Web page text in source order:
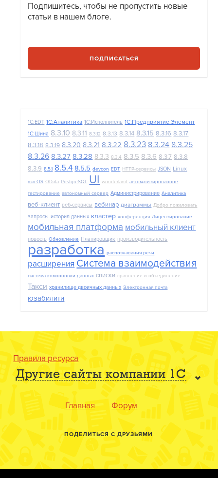
Подпишитесь, чтобы не пропустить новые
статьи в нашем блоге.
ПОДПИСАТЬСЯ
1C:EDT 1С:Аналитика 1С:Исполнитель 1С:Предприятие.Элемент
1С:Шина 8.3.10 8.3.11 8.3.12 8.3.13 8.3.14 8.3.15 8.3.16 8.3.17
8.3.18 8.3.19 8.3.20 8.3.21 8.3.22 8.3.23 8.3.24 8.3.25
8.3.26 8.3.27 8.3.28 8.3.3 8.3.4 8.3.5 8.3.6 8.3.7 8.3.8
8.3.9 8.5.1 8.5.4 8.5.5 devcon EDT HTTP-сервисы JSON Linux
macOS OData PostgreSQL UI wonderland автоматизированное
тестирование автономный сервер Администрирование Аналитика
веб-клиент веб-сервисы вебинар диаграммы Добро пожаловать
запросы история данных кластер конференция Лицензирование
мобильная платформа мобильный клиент
новость Обновление Планировщик производительность
разработка распознавания речи
расширения Система взаимодействия
система компоновки данных списки сравнение и объединение
Такси хранилище двоичных данных Электронная почта
юзабилити
Правила ресурса
Другие сайты компании 1С
Главная Форум
ПОДЕЛИТЬСЯ С ДРУЗЬЯМИ